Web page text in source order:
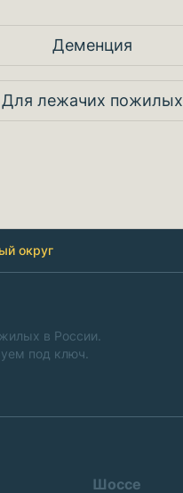
Деменция
Для лежачих пожилых
округ
в России.
под ключ.
Шоссе